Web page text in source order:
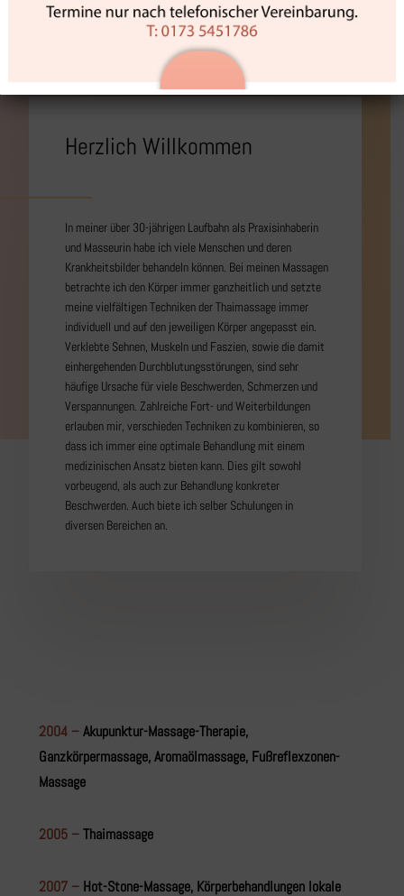
Herzlich Willkommen
In meiner über 30-jährigen Laufbahn als Praxisinhaberin
und Masseurin habe ich viele Menschen und deren
Krankheitsbilder behandeln können. Bei meinen Massagen
betrachte ich den Körper immer ganzheitlich und setzte
meine vielfältigen Techniken der Thaimassage immer
individuell und auf den jeweiligen Körper angepasst ein.
Verklebte Sehnen, Muskeln und Faszien, sowie die damit
einhergehenden Durchblutungsstörungen, sind sehr
häufige Ursache für viele Beschwerden, Schmerzen und
Verspannungen. Zahlreiche Fort- und Weiterbildungen
erlauben mir, verschieden Techniken zu kombinieren, so
dass ich immer eine optimale Behandlung mit einem
medizinischen Ansatz bieten kann. Dies gilt sowohl
vorbeugend, als auch zur Behandlung konkreter
Beschwerden. Auch biete ich selber Schulungen in
diversen Bereichen an.
2004 –Akupunktur-Massage-Therapie,
Ganzkörpermassage, Aromaölmassage, Fußreflexzonen-
Massage
2005 –Thaimassage
2007 – Hot-Stone-Massage, Körperbehandlungen lokale